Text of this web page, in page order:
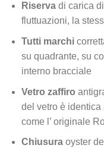
Riservadi carica
fluttuazioni, la
Tutti marchi
su quadrante, su
interno bracciale
Vetro zaffiro
del vetro è identica
come l’ originale
Chiusuraoyster